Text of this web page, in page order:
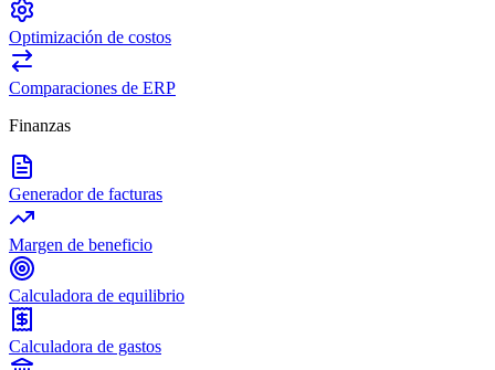
Optimización de costos
Comparaciones de ERP
Finanzas
Generador de facturas
Margen de beneficio
Calculadora de equilibrio
Calculadora de gastos